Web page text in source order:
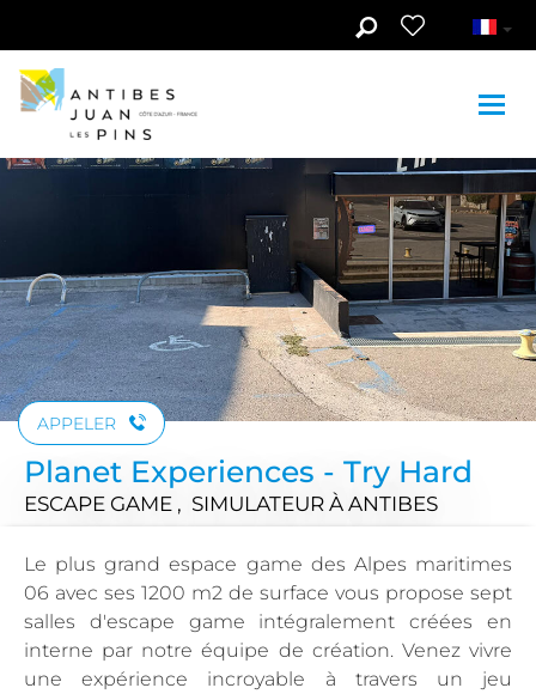
Voir les photos (3)
APPELER
Planet Experiences - Try Hard
ESCAPE GAME , SIMULATEUR À ANTIBES
Le plus grand espace game des Alpes maritimes
06 avec ses 1200 m2 de surface vous propose sept
salles d'escape game intégralement créées en
interne par notre équipe de création. Venez vivre
une expérience incroyable à travers un jeu